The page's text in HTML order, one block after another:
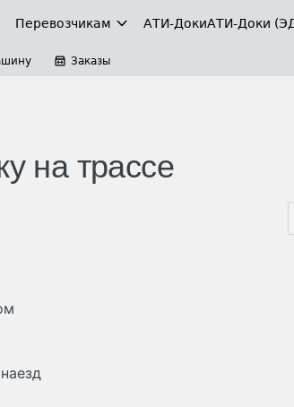
Перевозчикам АТИ-ДокиАТИ-Доки
Заказы
на трассе